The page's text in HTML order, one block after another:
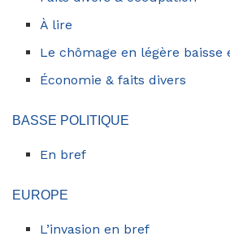
À lire
Le chômage en légère baisse
Économie & faits divers
BASSE POLITIQUE
En bref
EUROPE
L’invasion en bref